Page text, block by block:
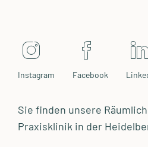
Instagram Facebook
Sie finden unsere
Praxisklinik in der